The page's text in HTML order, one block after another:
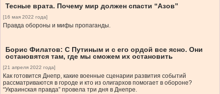
Тесные врата. Почему мир должен спасти “Азов”
[16 мая 2022 года]
Правда обороны и мифы пропаганды.
Борис Филатов: С Путиным и с его ордой все ясно. Они
остановятся там, где мы сможем их остановить
[21 апреля 2022 года]
Как готовится Днепр, какие военные сценарии развития событий
рассматриваются в городе и кто из олигархов помогает в обороне?
“Украинская правда” провела три дня в Днепре.